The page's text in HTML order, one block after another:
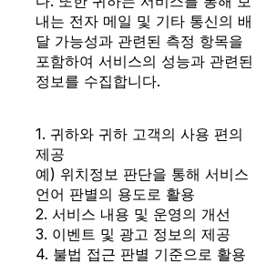
내는 전자 메일 및 기타 통신의 배
달 가능성과 관련된 측정 항목을
포함하여 서비스의 성능과 관련된
정보를 수집합니다.
1. 귀하와 귀하 고객의 사용 편의
제공
예) 위치정보 판단을 통해 서비스
언어 판별의 용도로 활용
2. 서비스 내용 및 운영의 개선
3. 이벤트 및 광고 정보의 제공
4. 불법 접근 판별 기준으로 활용